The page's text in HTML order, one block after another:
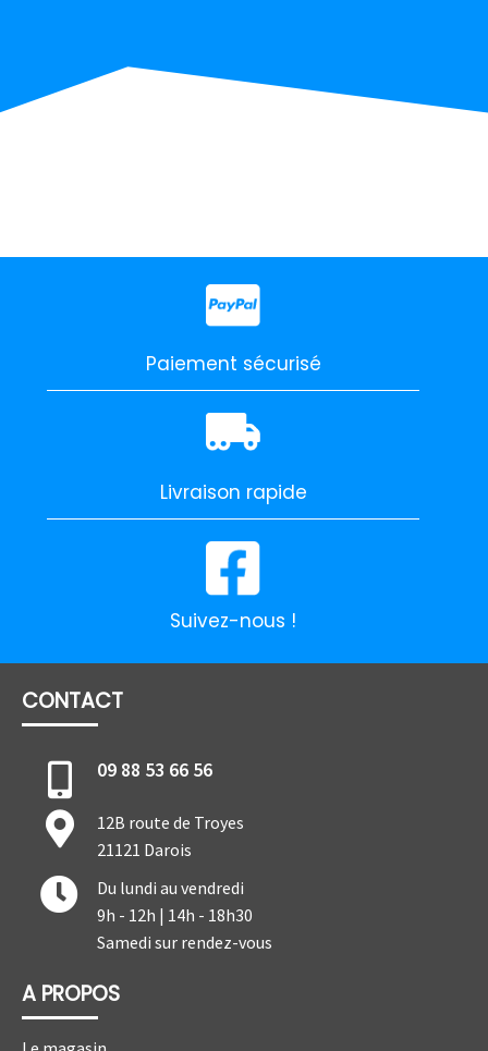
Paiement sécurisé
Livraison rapide
Suivez-nous !
CONTACT
09 88 53 66 56
12B route de Troyes
21121 Darois
Du lundi au vendredi
9h - 12h | 14h - 18h30
Samedi sur rendez-vous
A PROPOS